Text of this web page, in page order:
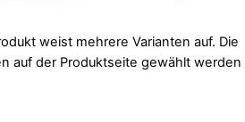
weist mehrere Varianten auf. Die
auf der Produktseite gewählt werden